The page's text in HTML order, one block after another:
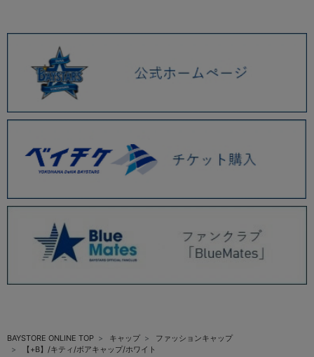
BAYSTORE ONLINE TOP キャップ
ファッションキャップ
【+B】/キティ/ボアキャップ/ホワイト